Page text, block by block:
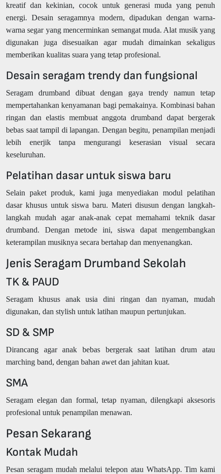
kreatif dan kekinian, cocok untuk generasi muda yang penuh
energi. Desain seragamnya modern, dipadukan dengan warna-
warna segar yang mencerminkan semangat muda. Alat musik yang
digunakan juga disesuaikan agar mudah dimainkan sekaligus
memberikan kualitas suara yang tetap profesional.
Desain seragam trendy dan fungsional
Seragam drumband dibuat dengan gaya trendy namun tetap
mempertahankan kenyamanan bagi pemakainya. Kombinasi bahan
ringan dan elastis membuat anggota drumband dapat bergerak
bebas saat tampil di lapangan. Dengan begitu, penampilan menjadi
lebih enerjik tanpa mengurangi keserasian visual secara
keseluruhan.
Pelatihan dasar untuk siswa baru
Selain paket produk, kami juga menyediakan modul pelatihan
dasar khusus untuk siswa baru. Materi disusun dengan langkah-
langkah mudah agar anak-anak cepat memahami teknik dasar
drumband. Dengan metode ini, siswa dapat mengembangkan
keterampilan musiknya secara bertahap dan menyenangkan.
Jenis Seragam Drumband Sekolah
TK & PAUD
Seragam khusus anak usia dini ringan dan nyaman, mudah
digunakan, dan stylish untuk latihan maupun pertunjukan.
SD & SMP
Dirancang agar anak bebas bergerak saat latihan drum atau
marching band, dengan bahan awet dan jahitan kuat.
SMA
Seragam elegan dan formal, tetap nyaman, dilengkapi aksesoris
profesional untuk penampilan menawan.
Pesan Sekarang
Kontak Mudah
Pesan seragam mudah melalui telepon atau WhatsApp. Tim kami